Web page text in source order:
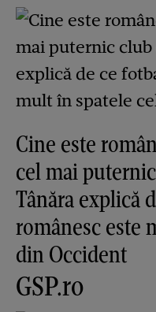
Cine este
cel mai
Tânăra explică
românesc este
din Occident
GSP.ro